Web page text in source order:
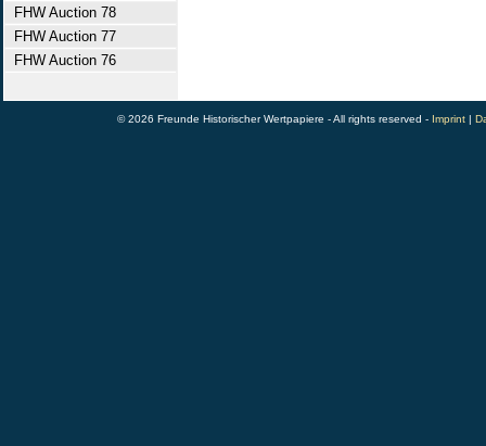
FHW Auction 78
FHW Auction 77
FHW Auction 76
© 2026 Freunde Historischer Wertpapiere - All rights reserved - Imprint |